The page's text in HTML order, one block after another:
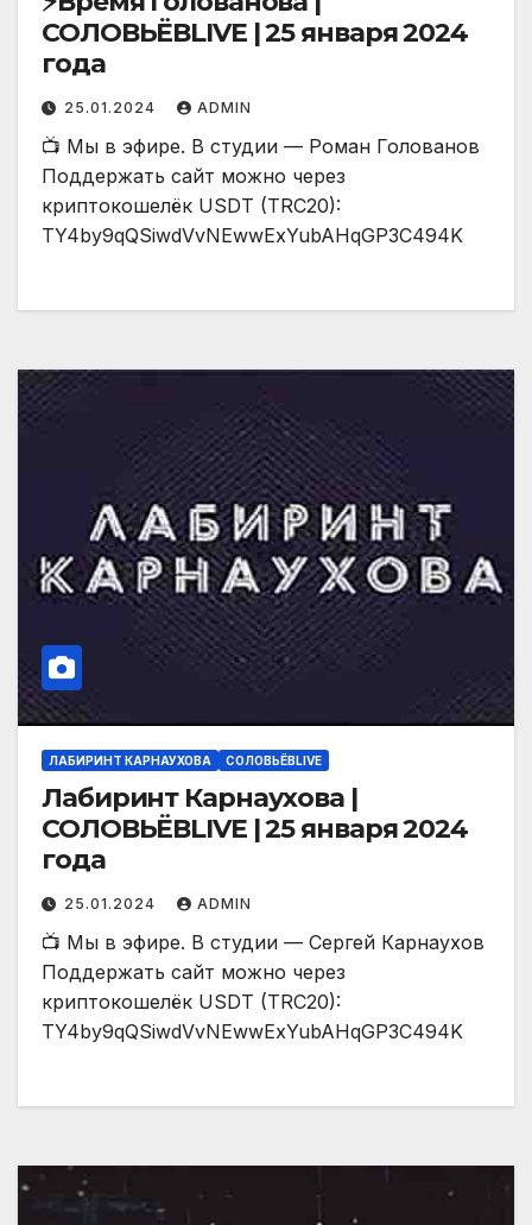
СОЛОВЬЁВLIVE | 25 января 2024
года
25.01.2024 ADMIN
📺 Мы в эфире. В студии — Роман Голованов
Поддержать сайт можно через
криптокошелёк USDT (TRC20):
TY4by9qQSiwdVvNEwwExYubAHqGP3C494K
ЛАБИРИНТ КАРНАУХОВА СОЛОВЬЁВLIVE
Лабиринт Карнаухова |
СОЛОВЬЁВLIVE | 25 января 2024
года
25.01.2024 ADMIN
📺 Мы в эфире. В студии — Сергей Карнаухов
Поддержать сайт можно через
криптокошелёк USDT (TRC20):
TY4by9qQSiwdVvNEwwExYubAHqGP3C494K